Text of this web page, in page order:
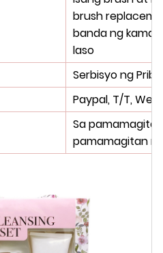
brush
banda ng kamay
laso
Serbisyo ng
Paypal, T/T,
Sa
pamamagitan